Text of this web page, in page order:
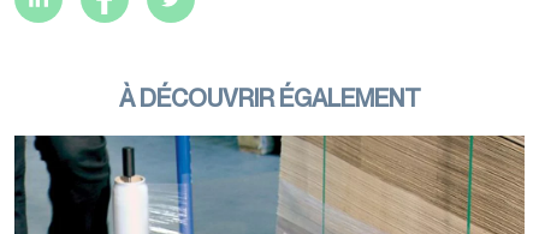
À DÉCOUVRIR ÉGALEMENT